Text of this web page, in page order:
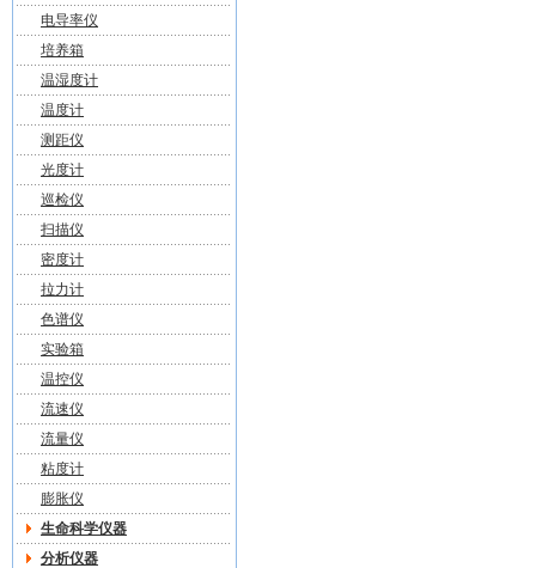
电导率仪
培养箱
温湿度计
温度计
测距仪
光度计
巡检仪
扫描仪
密度计
拉力计
色谱仪
实验箱
温控仪
流速仪
流量仪
粘度计
膨胀仪
生命科学仪器
分析仪器